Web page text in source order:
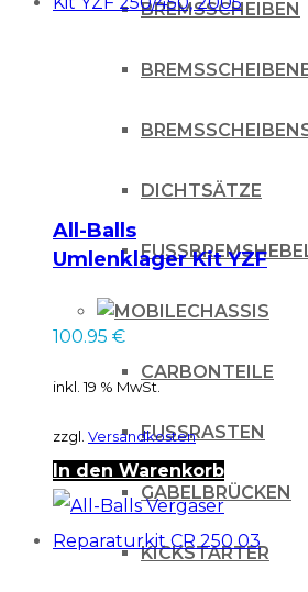
BREMSSCHEIBEN
DICHTSÄTZE
FUSSBREMSHEBEL
CHASSIS
CARBONTEILE
FUSSRASTEN
GABELBRÜCKEN
KICKSTARTER
All-Balls
Umlenklager Kit YZF
100.95 €
inkl. 19 % MwSt.
zzgl. Versandkosten
In den Warenkorb